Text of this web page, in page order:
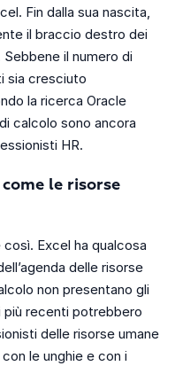
Fin dalla sua nascita,
il braccio destro dei
il numero di
sia cresciuto
la ricerca Oracle
calcolo sono ancora
HR.
le risorse
Excel ha qualcosa
delle risorse
non presentano gli
recenti potrebbero
delle risorse umane
le unghie e con i